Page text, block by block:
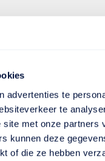
advertenties te
te
met onze partners
kunnen deze
of die ze hebben